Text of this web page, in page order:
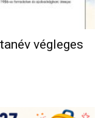
végleges